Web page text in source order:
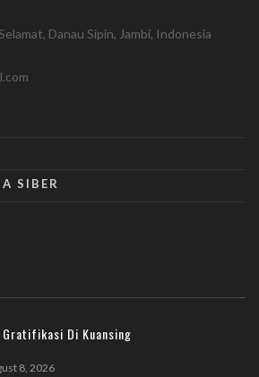
Danau Sipin, Jambi, Indonesia
SIBER
Gratifikasi Di Kuansing
8, 2026